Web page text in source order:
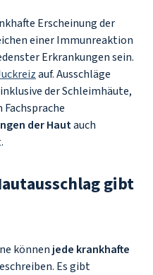
Erscheinung der
einer Immunreaktion
Erkrankungen sein.
auf. Ausschläge
der Schleimhäute,
der Hautauch
gibt
können jede krankhafte
Es gibt